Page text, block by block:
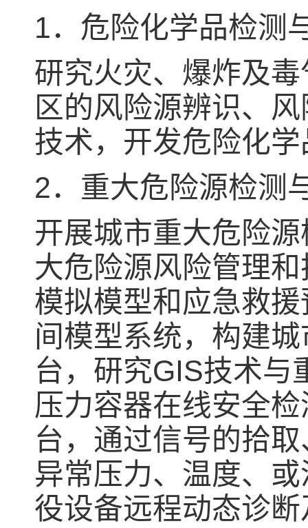
1．危险化学品检测
研究火灾、爆炸及
区的风险源辨识、
技术，开发危险化
2．重大危险源检测
开展城市重大危险
大危险源风险管理
模拟模型和应急救
间模型系统，构建
台，研究GIS技术与
压力容器在线安全
台，通过信号的拾
异常压力、温度、
役设备远程动态诊